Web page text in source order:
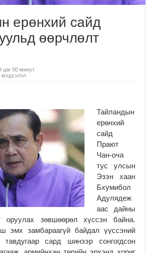
ерөнхий сайд
өөрчлөлт
цаг 00 минут
мэдээлэл
Тайландын
ерөнхий
сайд
Прают
Чан-оча
тус улсын
Эзэн хаан
Бхумибол
Адулядеж
аас дайны
оруулах зөвшөөрөл хүссэн байна.
эмх замбараагүй байдал үүссэний
тавдугаар сард шинээр сонгогдсон